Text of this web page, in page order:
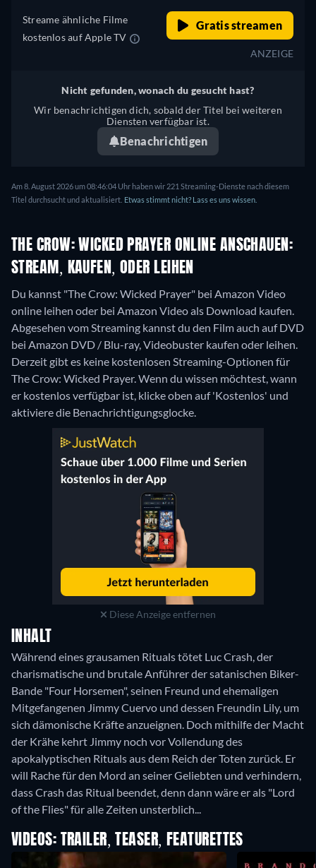
Streame ähnliche Filme
kostenlos auf Apple TV
Gratis streamen
ANZEIGE
Nicht gefunden, wonach du gesucht hast?
Wir benachrichtigen dich, sobald der Titel bei weiteren
Diensten verfügbar ist.
Benachrichtigen
Am 8. August 2026 um 08:46:04 Uhr haben wir 221 Streaming-Dienste nach diesem
Titel durchsucht und aktualisiert. Etwas stimmt nicht? Lass es uns wissen.
THE CROW: WICKED PRAYER ONLINE ANSCHAUEN:
STREAM, KAUFEN, ODER LEIHEN
Du kannst "The Crow: Wicked Prayer" bei Amazon Video
online leihen oder bei Amazon Video als Download kaufen.
Abgesehen vom Streaming kannst du den Film auch auf DVD
bei Amazon DVD / Blu-ray, Videobuster kaufen oder leihen.
Derzeit gibt es keine kostenlosen Streaming-Optionen für
The Crow: Wicked Prayer. Wenn du wissen möchtest, wann
er kostenlos verfügbar ist, klicke oben auf 'Kostenlos' und
aktiviere die Benachrichtigungsglocke.
Diese Anzeige entfernen
INHALT
Während eines grausamen Rituals tötet Luc Crash, der
charismatische und brutale Anführer der satanischen Biker-
Bande "Four Horsemen", seinen Freund und ehemaligen
Mitgefangenen Jimmy Cuervo und dessen Freundin Lily, um
sich dämonische Kräfte anzueignen. Doch mithilfe der Macht
der Krähe kehrt Jimmy noch vor Vollendung des
apokalyptischen Rituals aus dem Reich der Toten zurück. Er
will Rache für den Mord an seiner Geliebten und verhindern,
dass Crash das Ritual beendet, denn dann wäre er als "Lord
of the Flies" für alle Zeiten unsterblich...
VIDEOS: TRAILER, TEASER, FEATURETTES